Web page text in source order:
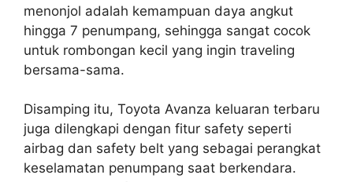
menonjol adalah kemampuan daya angkut
hingga 7 penumpang, sehingga sangat cocok
untuk rombongan kecil yang ingin traveling
bersama-sama.
Disamping itu, Toyota Avanza keluaran terbaru
juga dilengkapi dengan fitur safety seperti
airbag dan safety belt yang sebagai perangkat
keselamatan penumpang saat berkendara.